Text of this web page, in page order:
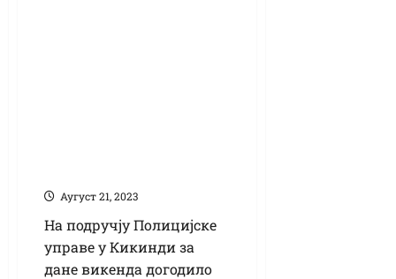
Аугуст 21, 2023
На подручју Полицијске
управе у Кикинди за
дане викенда догодило